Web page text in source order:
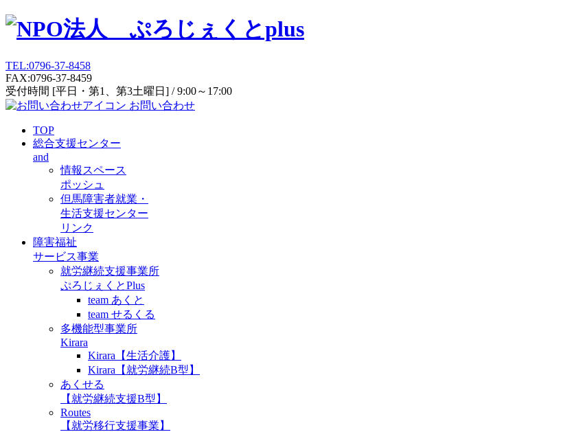
TEL:0796-37-8458
FAX:0796-37-8459
受付時間 [平日・第1、第3土曜日] / 9:00～17:00
お問い合わせ
TOP
総合支援センター
and
情報スペース
ポッシュ
但馬障害者就業・
生活支援センター
リンク
障害福祉
サービス事業
就労継続支援事業所
ぷろじぇくとPlus
team あくと
team せるくる
多機能型事業所
Kirara
Kirara【生活介護】
Kirara【就労継続B型】
あくせる
【就労継続支援B型】
Routes
【就労移行支援事業】